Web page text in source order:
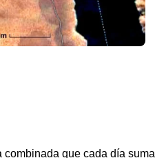
que cada día suma